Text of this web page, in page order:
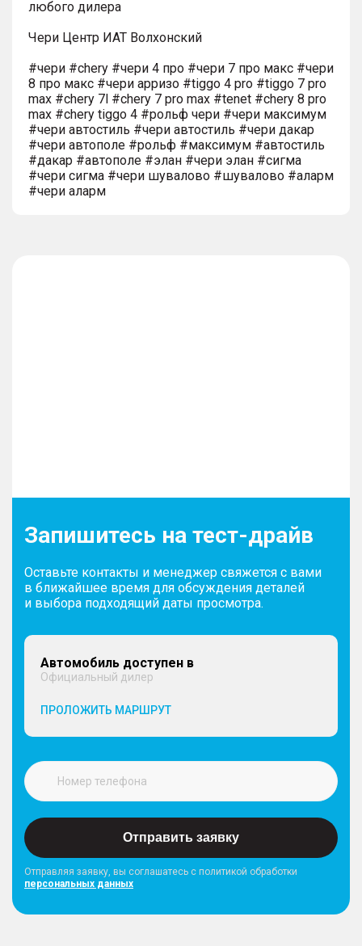
любого дилера
Чери Центр ИАТ Волхонский
#чери #chery #чери 4 про #чери 7 про макс #чери
8 про макс #чери арризо #tiggo 4 pro #tiggo 7 pro
max #chery 7l #chery 7 pro max #tenet #chery 8 pro
max #chery tiggo 4 #рольф чери #чери максимум
#чери автостиль #чери автостиль #чери дакар
#чери автополе #рольф #максимум #автостиль
#дакар #автополе #элан #чери элан #сигма
#чери сигма #чери шувалово #шувалово #аларм
#чери аларм
Запишитесь на тест-драйв
Оставьте контакты и менеджер свяжется с вами
в ближайшее время для обсуждения деталей
и выбора подходящий даты просмотра.
Автомобиль доступен в
Официальный дилер
ПРОЛОЖИТЬ МАРШРУТ
Отправить заявку
Отправляя заявку, вы соглашатесь с политикой обработки
персональных данных